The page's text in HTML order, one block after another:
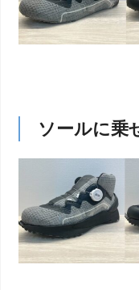
ソールに乗